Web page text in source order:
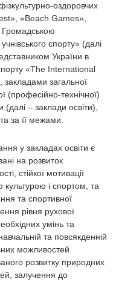
оздоровчих
«Beach Games»,
Громадською
спорту» (далі
України в
«The International
загальної
(професійно-технічної)
– заклади освіти),
за її межами.
у закладах освіти є
на розвиток
стійкої мотивації
культурою і спортом, та
та спортивної
рівня рухової
умінь та
та повсякденній
можливостей
розвитку природних
залучення до